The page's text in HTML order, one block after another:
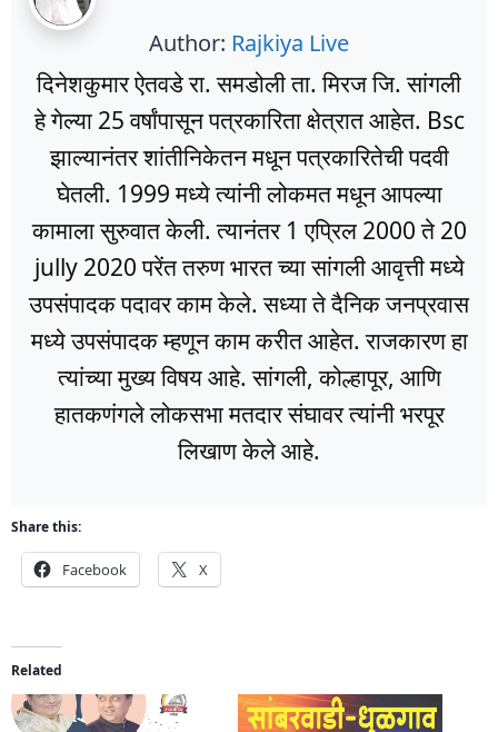
Author: Rajkiya Live
दिनेशकुमार ऐतवडे रा. समडोली ता. मिरज जि. सांगली
हे गेल्या 25 वर्षांपासून पत्रकारिता क्षेत्रात आहेत. Bsc
झाल्यानंतर शांतीनिकेतन मधून पत्रकारितेची पदवी
घेतली. 1999 मध्ये त्यांनी लोकमत मधून आपल्या
कामाला सुरुवात केली. त्यानंतर 1 एप्रिल 2000 ते 20
jully 2020 परेंत तरुण भारत च्या सांगली आवृत्ती मध्ये
उपसंपादक पदावर काम केले. सध्या ते दैनिक जनप्रवास
मध्ये उपसंपादक म्हणून काम करीत आहेत. राजकारण हा
त्यांच्या मुख्य विषय आहे. सांगली, कोल्हापूर, आणि
हातकणंगले लोकसभा मतदार संघावर त्यांनी भरपूर
लिखाण केले आहे.
Share this:
Facebook X
Related